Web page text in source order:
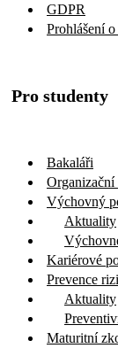
GDPR
Prohlášení
Pro studenty
Bakaláři
Organizační
Výchovný
Aktuality
Kariérové
Prevence
Aktuality
Maturitní